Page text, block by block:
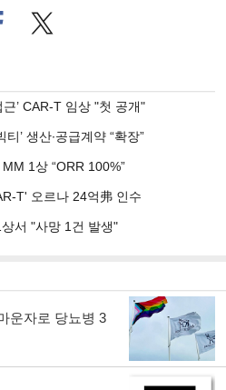
트위
터로
근’ CAR-T 임상 "첫 공개"
’ 생산∙공급계약 “확장”
1상 “ORR 100%”
T' 오르나 24억弗 인수
서 "사망 1건 발생"
운자로 당뇨병 3